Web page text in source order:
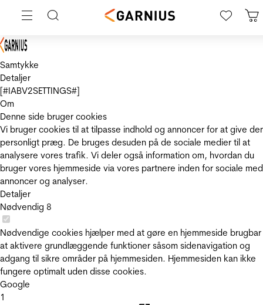
Samtykke
Detaljer
[#IABV2SETTINGS#]
Om
Denne side bruger cookies
Vi bruger cookies til at tilpasse indhold og annoncer for at give
personligt præg. De bruges desuden på de sociale medier til at
analysere vores trafik. Vi deler også information om, hvordan du
bruger vores hjemmeside via vores partnere inden for sociale
annoncer og analyser.
Detaljer
Nødvendig 8
Nødvendige cookies hjælper med at gøre en hjemmeside
at aktivere grundlæggende funktioner såsom sidenavigation og
adgang til sikre områder på hjemmesiden. Hjemmesiden kan ikke
fungere optimalt uden disse cookies.
Google
1